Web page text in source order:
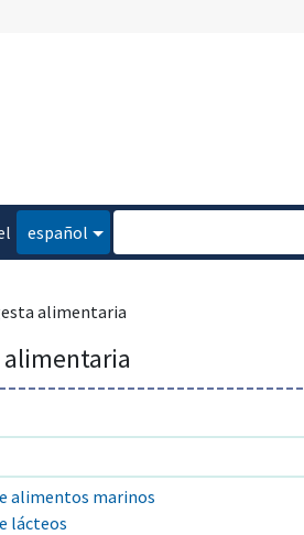
español
alimentaria
alimentos marinos
lácteos